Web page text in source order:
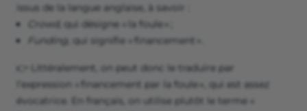
issus de la langue anglaise, à savoir :
Crowd , qui désigne « la foule » ;
Funding , qui signifie « financement ».
👉 Littéralement, on peut donc le traduire par
l’expression « financement par la foule », qui est assez
évocatrice. En français, on utilise plutôt le terme «